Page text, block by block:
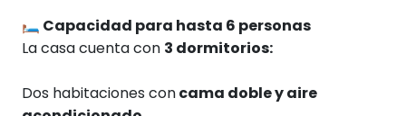
🛏️ Capacidad para hasta 6 personas
La casa cuenta con 3 dormitorios:
Dos habitaciones concama doble y aire